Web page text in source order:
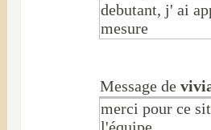
debutant, j' ai
mesure
Message de
merci pour ce